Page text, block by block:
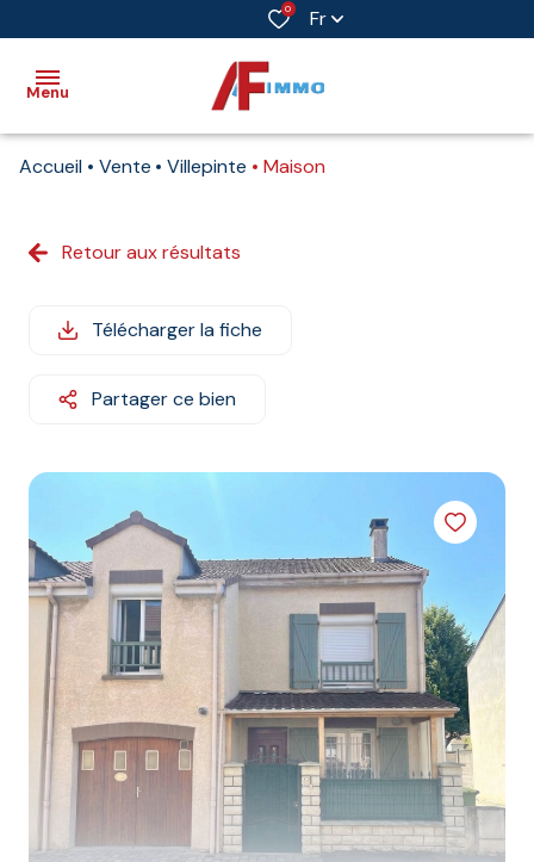
0 Fr
Menu
Vente
professionnel
vendus
neuf
Estimation
L'agence
Contact
Accueil Vente Villepinte Maison
Retour aux résultats
Télécharger la fiche
Partager ce bien